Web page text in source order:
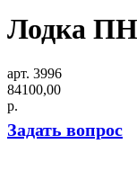
Лодка
арт. 3996
84100,00
р.
Задать вопрос